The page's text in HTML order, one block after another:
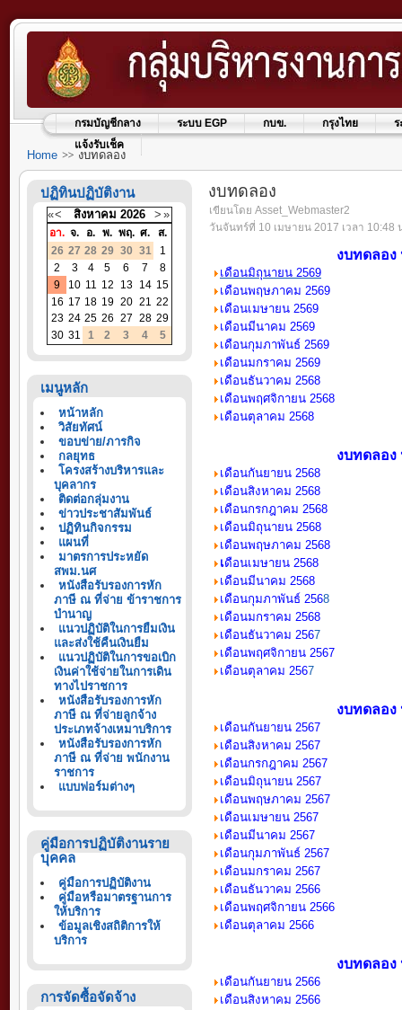
กรมบัญชีกลาง ระบบ EGP กบข. กรุงไทย
ร
แจ้งรับเช็ค
Home งบทดลอง
ปฏิทินปฏิบัติงาน
«< สิงหาคม 2026 > »
อา. จ. อ. พ. พฤ. ศ.
ส.
26 27 28 29 30 31
1
2
3 4 5 6 7
8
9
10 11 12 13 14 15
16 17 18 19 20 21 22
23 24 25 26 27 28 29
30 31 1 2 3 4 5
เมนูหลัก
หน้าหลัก
วิสัยทัศน์
ขอบข่าย/ภารกิจ
กลยุทธ
โครงสร้างบริหารและ
บุคลากร
ติดต่อกลุ่มงาน
ข่าวประชาสัมพันธ์
ปฏิทินกิจกรรม
แผนที่
มาตรการประหยัด
สพม.นศ
หนังสือรับรองการหัก
ภาษี ณ ที่จ่าย ข้าราชการ
บำนาญ
แนวปฏิบัติในการยืมเงิน
และส่งใช้คืนเงินยืม
แนวปฏิบัติในการขอเบิก
เงินค่าใช้จ่ายในการเดิน
ทางไปราชการ
หนังสือรับรองการหัก
ภาษี ณ ที่จ่ายลูกจ้าง
ประเภทจ้างเหมาบริการ
หนังสือรับรองการหัก
ภาษี ณ ที่จ่าย พนักงาน
ราชการ
แบบฟอร์มต่างๆ
คู่มือการปฏิบัติงานราย
บุคคล
คู่มือการปฏิบัติงาน
คู่มือหรือมาตรฐานการ
ให้บริการ
ข้อมูลเชิงสถิติการให้
บริการ
การจัดซื้อจัดจ้าง
งบทดลอง
เขียนโดย Asset_Webmaster2
วันจันทร์ที่ 10 เมษายน 2017 เวลา 10:48
งบทดลอง
เดือนมิถุนายน 2569
เดือนพฤษภาคม 2569
เดือนเมษายน 2569
เดือนมีนาคม 2569
เดือนกุมภาพันธ์ 2569
เดือนมกราคม 2569
เดือนธันวาคม 2568
เดือนพฤศจิกายน 2568
เดือนตุลาคม 2568
งบทดลอง
เดือนกันยายน 2568
เดือนสิงหาคม 2568
เดือนกรกฎาคม 2568
เดือนมิถุนายน 2568
เดือนพฤษภาคม 2568
เดือนเมษายน 2568
เดือนมีนาคม 2568
เดือนกุมภาพันธ์ 2568
เดือนมกราคม 2568
เดือนธันวาคม 2567
เดือนพฤศจิกายน 2567
เดือนตุลาคม 2567
งบทดลอง
เดือนกันยายน 2567
เดือนสิงหาคม 2567
เดือนกรกฎาคม 2567
เดือนมิถุนายน 2567
เดือนพฤษภาคม 2567
เดือนเมษายน 2567
เดือนมีนาคม 2567
เดือนกุมภาพันธ์ 2567
เดือนมกราคม 2567
เดือนธันวาคม 2566
เดือนพฤศจิกายน 2566
เดือนตุลาคม 2566
งบทดลอง
เดือนกันยายน 2566
เดือนสิงหาคม 2566